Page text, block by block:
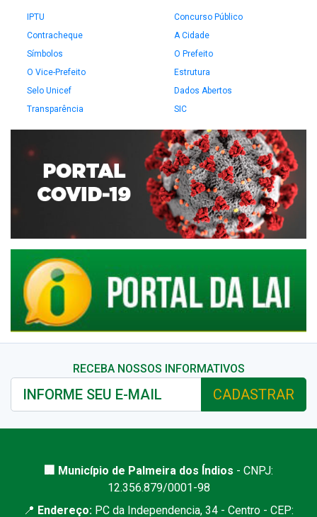
IPTU
Concurso Público
Contracheque
A Cidade
Símbolos
O Prefeito
O Vice-Prefeito
Estrutura
Selo Unicef
Dados Abertos
Transparência
SIC
RECEBA NOSSOS INFORMATIVOS
CADASTRAR
🏢 Município de Palmeira dos Índios - CNPJ:
12.356.879/0001-98
📍 Endereço: PC da Independencia, 34 - Centro - CEP: